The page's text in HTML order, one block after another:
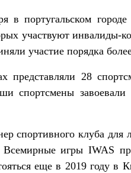
в португальском
участвуют инвалиды-
участие порядка
представляли 28
спортсмены
спортивного клуба
Всемирные игры IWAS
еще в 2019 году в